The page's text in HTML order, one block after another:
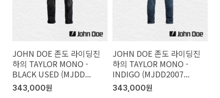
JOHN DOE 존도 라이딩진
하의 TAYLOR MONO -
BLACK USED (MJDD...
343,000원
JOHN DOE 존도 라이딩진
하의 TAYLOR MONO -
INDIGO (MJDD2007...
343,000원